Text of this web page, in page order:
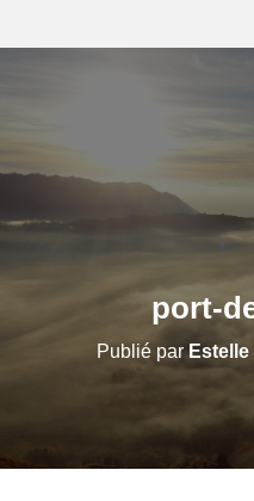
port-
Publié parEstelle